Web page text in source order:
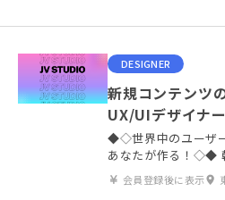
DESIGNER
新規コンテンツ
UX/UIデザイナ
◆◇世界中のユーザ
会員登録後に表示